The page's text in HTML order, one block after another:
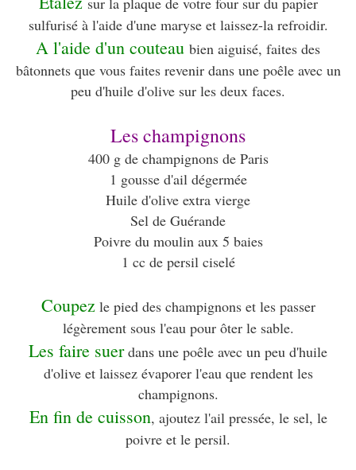
sulfurisé à l'aide d'une maryse et laissez-la refroidir.
A l'aide d'un couteau bien aiguisé, faites des
bâtonnets que vous faites revenir dans une poêle avec un
peu d'huile d'olive sur les deux faces.
Les champignons
400 g de champignons de Paris
1 gousse d'ail dégermée
Huile d'olive extra vierge
Sel de Guérande
Poivre du moulin aux 5 baies
1 cc de persil ciselé
Coupezle pied des champignons et les passer
légèrement sous l'eau pour ôter le sable.
Les faire suerdans une poêle avec un peu d'huile
d'olive et laissez évaporer l'eau que rendent les
champignons.
En fin de cuisson, ajoutez l'ail pressée, le sel, le
poivre et le persil.